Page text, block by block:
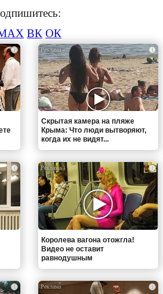
ВК ОК
i i
Скрытая камера на пляже
Крыма: Что люди вытворяют,
когда их не видят...
i i
Королева вагона отожгла!
Видео не оставит
равнодушным
i i